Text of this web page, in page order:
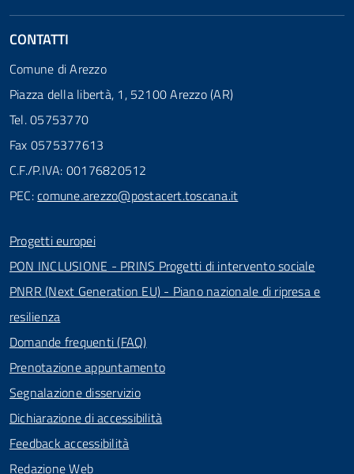
CONTATTI
Comune di Arezzo
Piazza della libertà, 1, 52100 Arezzo (AR)
Tel. 05753770
Fax 0575377613
C.F./P.IVA: 00176820512
PEC:comune.arezzo@postacert.toscana.it
Progetti europei
PON INCLUSIONE - PRINS Progetti di intervento sociale
PNRR (Next Generation EU) - Piano nazionale di ripresa e
resilienza
Domande frequenti (FAQ)
Prenotazione appuntamento
Segnalazione disservizio
Dichiarazione di accessibilità
Feedback accessibilità
Redazione Web